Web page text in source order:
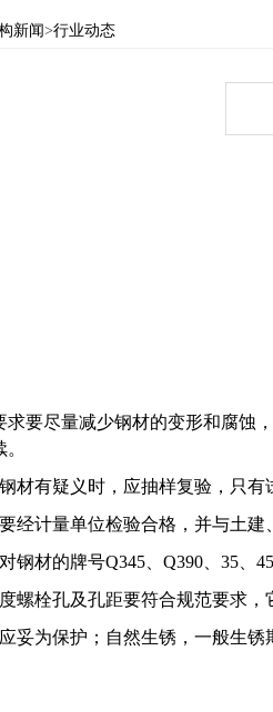
新闻>行业动态
求要尽量减少钢材的变形和腐蚀
材有疑义时，应抽样复验，只
经计量单位检验合格，并与土
钢材的牌号Q345、Q390、35、
螺栓孔及孔距要符合规范要求，
妥为保护；自然生锈，一般生